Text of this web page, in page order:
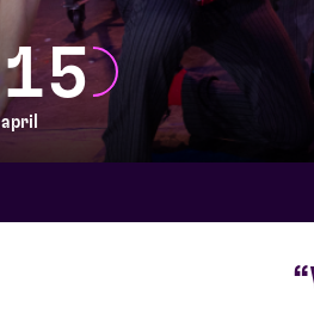
15
april